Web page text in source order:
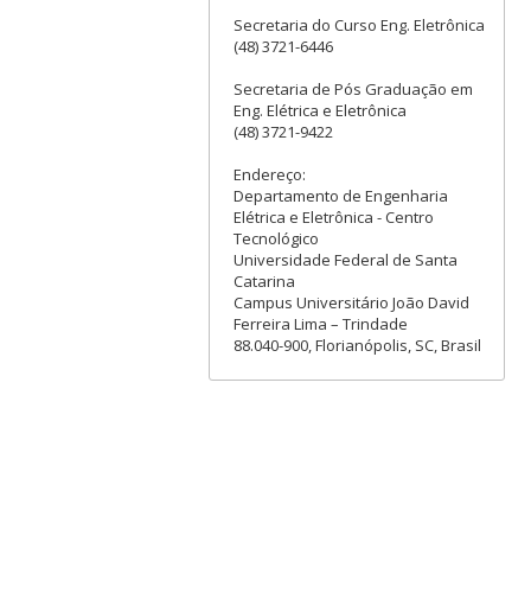
Secretaria do Curso Eng. Eletrônica
(48) 3721-6446
Secretaria de Pós Graduação em
Eng. Elétrica e Eletrônica
(48) 3721-9422
Endereço:
Departamento de Engenharia
Elétrica e Eletrônica - Centro
Tecnológico
Universidade Federal de Santa
Catarina
Campus Universitário João David
Ferreira Lima – Trindade
88.040-900, Florianópolis, SC, Brasil